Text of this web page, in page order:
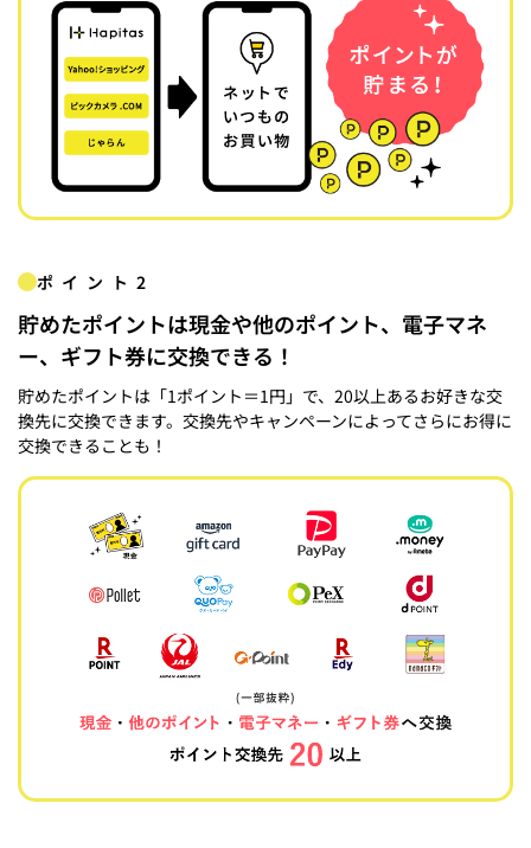
ポイント2
貯めたポイントは現金や他のポイント、電子マネ
ー、ギフト券に交換できる！
貯めたポイントは「1ポイント＝1円」で、20以上あるお好きな交
換先に交換できます。交換先やキャンペーンによってさらにお得に
交換できることも！